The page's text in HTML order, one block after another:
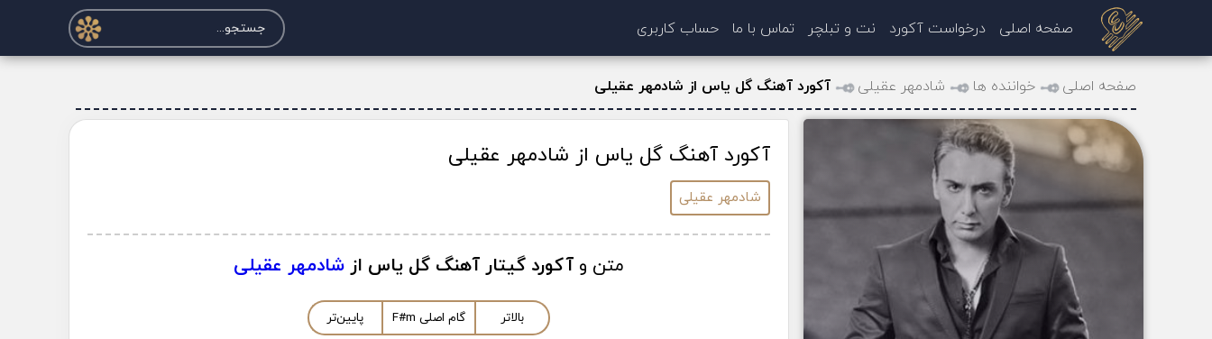
صفحه اصلی درخواست آکورد نت و تبلچر تماس با ما حساب کاربری
صفحه اصلی خواننده ها شادمهر عقیلی آکورد آهنگ گل یاس از شادمهر عقیلی
آکورد آهنگ گل یاس از شادمهر عقیلی
شادمهر عقیلی
متن وآکورد گیتار آهنگ گل یاس ازشادمهر عقیلی
بالاتر گام اصلی F#m پایین‌تر